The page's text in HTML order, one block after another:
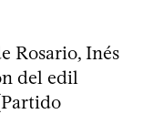
Rosario, Inés
del edil